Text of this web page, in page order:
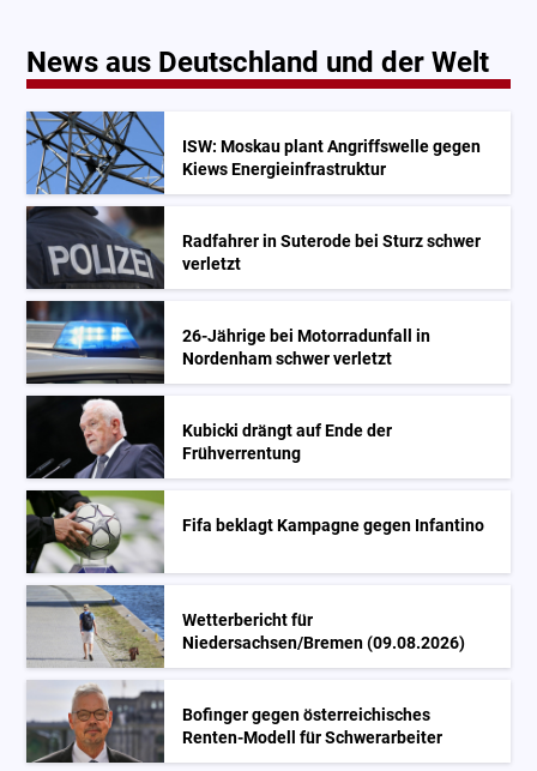
News aus Deutschland und der Welt
ISW: Moskau plant Angriffswelle gegen
Kiews Energieinfrastruktur
Radfahrer in Suterode bei Sturz schwer
verletzt
26-Jährige bei Motorradunfall in
Nordenham schwer verletzt
Kubicki drängt auf Ende der
Frühverrentung
Fifa beklagt Kampagne gegen Infantino
Wetterbericht für
Niedersachsen/Bremen (09.08.2026)
Bofinger gegen österreichisches
Renten-Modell für Schwerarbeiter